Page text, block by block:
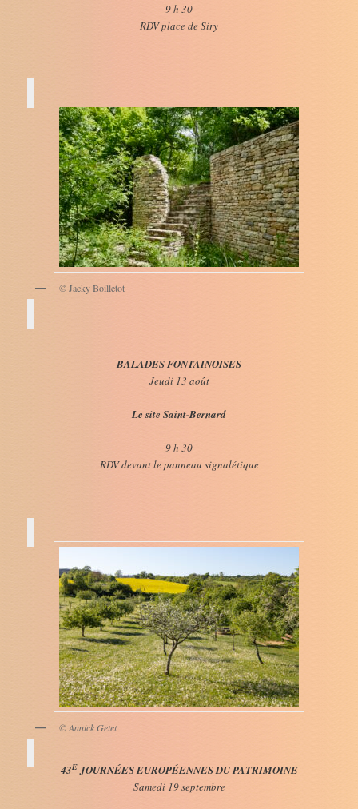
9 h 30
RDV place de Siry
© Jacky Boilletot
BALADES FONTAINOISES
Jeudi 13 août
Le site Saint-Bernard
9 h 30
RDV devant le panneau signalétique
© Annick Getet
43EJOURNÉES EUROPÉENNES DU PATRIMOINE
Samedi 19 septembre